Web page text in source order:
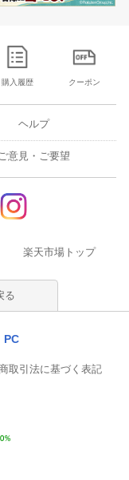
購入履歴 クーポン
ヘルプ
ご意見・ご要望
楽天市場トップ
る
PC
取引法に基づく表記